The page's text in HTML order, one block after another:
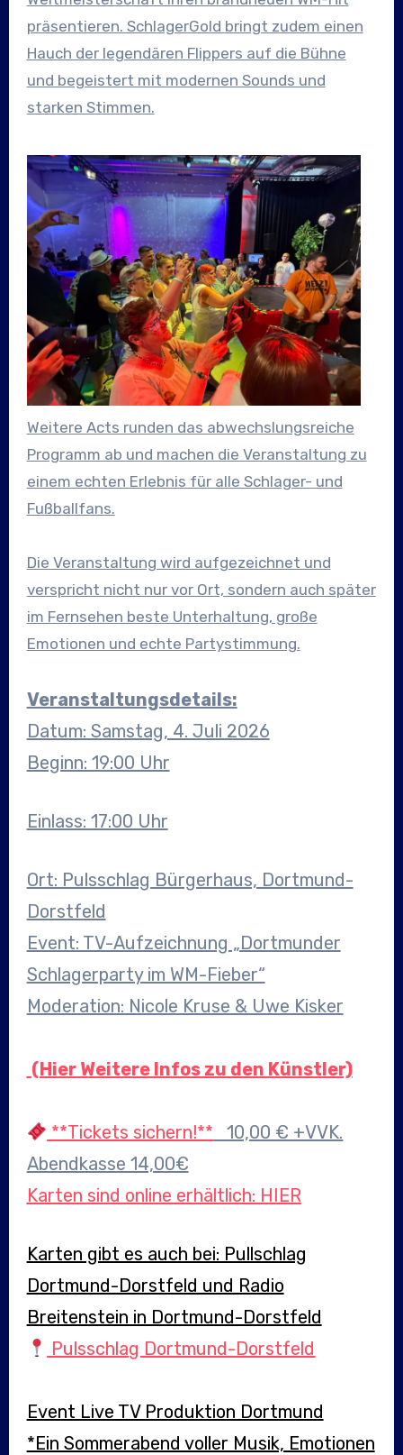
präsentieren. SchlagerGold bringt zudem einen
Hauch der legendären Flippers auf die Bühne
und begeistert mit modernen Sounds und
starken Stimmen.
Weitere Acts runden das abwechslungsreiche
Programm ab und machen die Veranstaltung zu
einem echten Erlebnis für alle Schlager- und
Fußballfans.
Die Veranstaltung wird aufgezeichnet und
verspricht nicht nur vor Ort, sondern auch später
im Fernsehen beste Unterhaltung, große
Emotionen und echte Partystimmung.
Veranstaltungsdetails:
Datum: Samstag, 4. Juli 2026
Beginn: 19:00 Uhr
Einlass: 17:00 Uhr
Ort: Pulsschlag Bürgerhaus, Dortmund-
Dorstfeld
Event: TV-Aufzeichnung „Dortmunder
Schlagerparty im WM-Fieber“
Moderation: Nicole Kruse & Uwe Kisker
(Hier Weitere Infos zu den Künstler)
**Tickets sichern!** 10,00 € +VVK.
Abendkasse 14,00€
Karten sind online erhältlich: HIER
Karten gibt es auch bei: Pullschlag
Dortmund-Dorstfeld und Radio
Breitenstein in Dortmund-Dorstfeld
Pulsschlag Dortmund-Dorstfeld
Event Live TV Produktion Dortmund
*Ein Sommerabend voller Musik, Emotionen